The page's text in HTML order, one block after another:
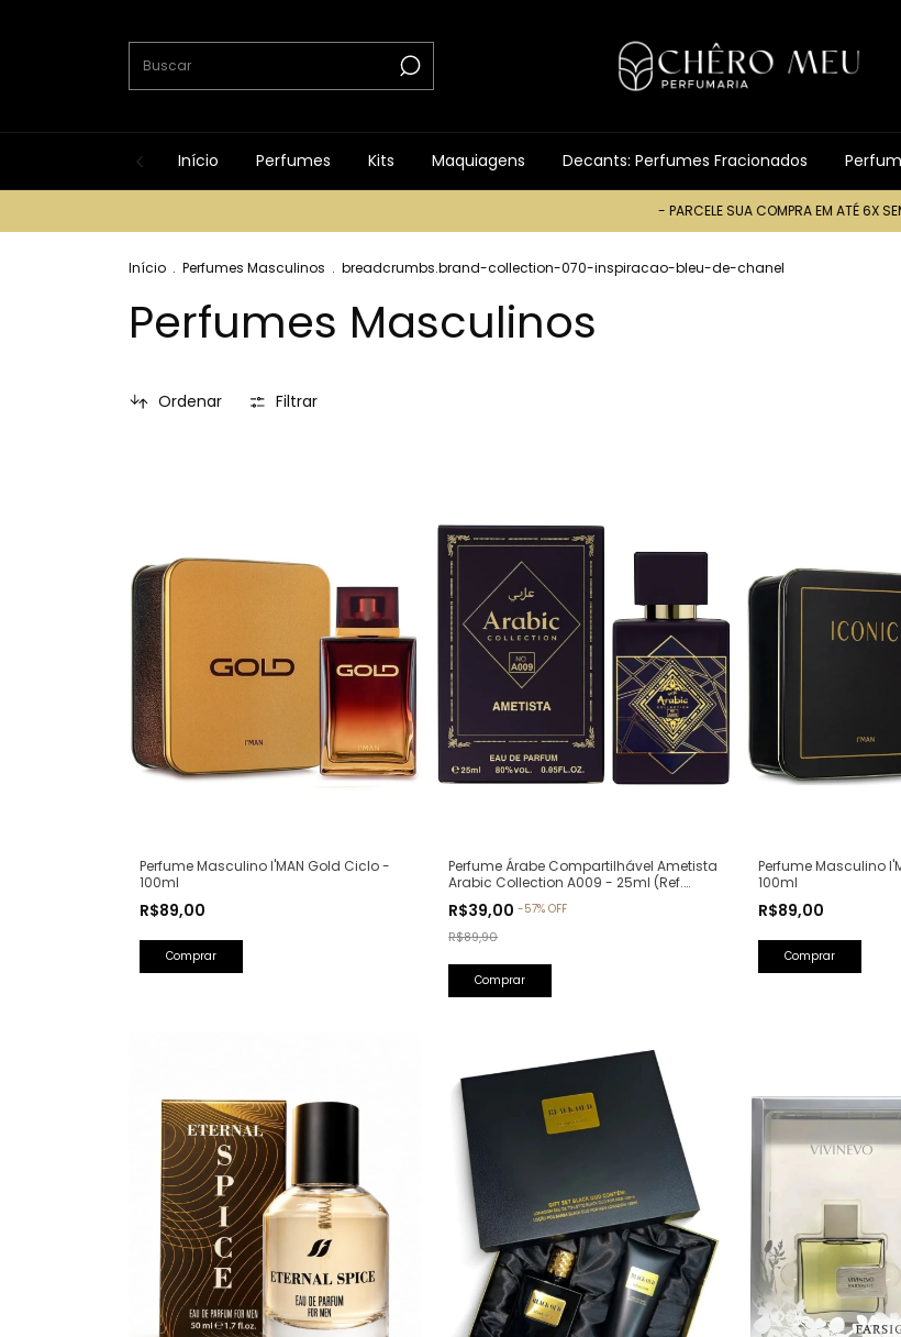
Início Perfumes Kits Maquiagens Decants: Perfumes Fracionados
- PARCELE SUA COMPRA EM ATÉ 6X SEM
Início . Perfumes Masculinos . breadcrumbs.brand-collection-070-inspiracao-bleu-de-chanel
Perfumes Masculinos
Ordenar Filtrar
Perfume Masculino I'MAN Gold Ciclo -
100ml
R$89,00
Perfume Árabe Compartilhável Ametista
Arabic Collection A009 - 25ml (Ref.
Lattafa)
R$39,00-57%OFF
R$89,90
Perfume Masculino
100ml
R$89,00